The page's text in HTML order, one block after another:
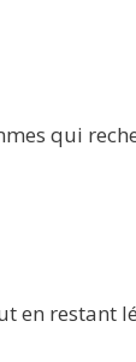
qui
restant